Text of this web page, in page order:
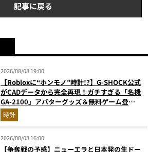
記事に戻る
2026/08/08 19:00
【Robloxに“ホンモノ”時計!?】G-SHOCK公式
がCADデータから完全再現！ガチすぎる「名機
GA-2100」アバターグッズ＆無料ゲーム登場
が見逃せない
時計
2026/08/08 16:00
【争奪戦の予感】ニューエラと日本発の生ドー